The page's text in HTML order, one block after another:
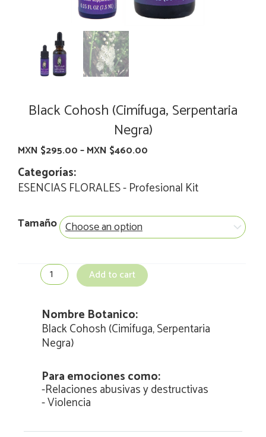
Black Cohosh (Cimífuga, Serpentaria
Negra)
MXN $295.00–MXN $460.00
Categorías:
ESENCIAS FLORALES-Profesional Kit
Tamaño
Cohosh
quantity
Add to cart
Nombre Botanico:
Black Cohosh (Cimífuga, Serpentaria
Negra)
Para emociones como:
-Relaciones abusivas y destructivas
-Violencia